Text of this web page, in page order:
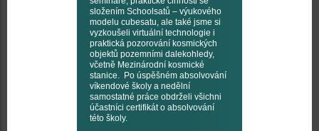
složením Schoolsatů – výukového
modelu cubesatu, ale také jsme si
vyzkoušeli virtuální technologie i
praktická pozorování kosmických
objektů pozemními dalekohledy,
včetně Mezinárodní kosmické
stanice. Po úspěšném absolvování
víkendové školy a nedělní
samostatné práce obdrželi všichni
účastníci certifikát o absolvování
této školy.